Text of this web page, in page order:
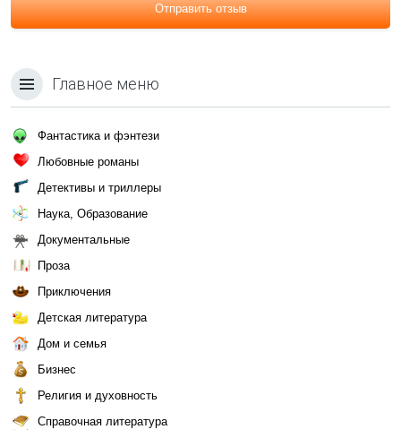
Отправить отзыв
Главное меню
Фантастика и фэнтези
Любовные романы
Детективы и триллеры
Наука, Образование
Документальные
Проза
Приключения
Детская литература
Дом и семья
Бизнес
Религия и духовность
Справочная литература